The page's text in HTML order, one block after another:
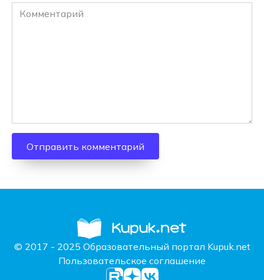
Комментарий
© 2017 - 2025 Образовательный портал Kupuk.net
Пользовательское соглашение